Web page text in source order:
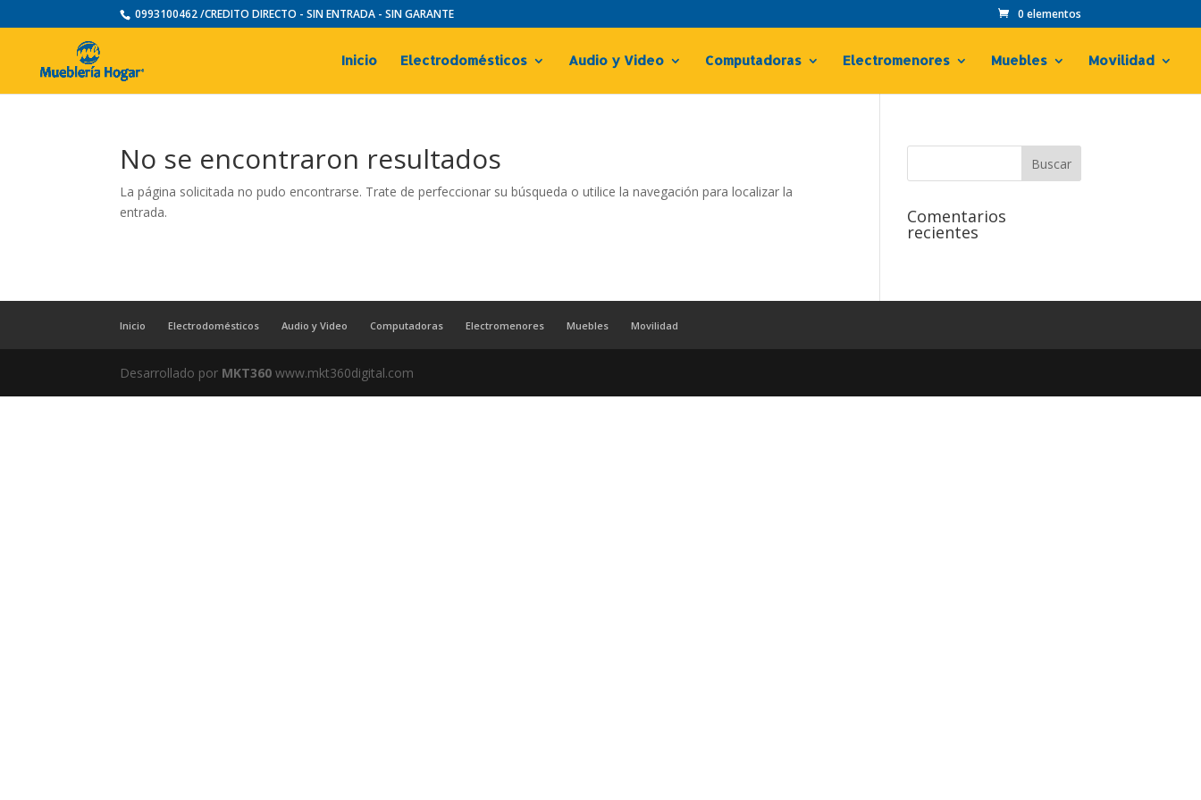
0993100462 /CREDITO DIRECTO - SIN ENTRADA - SIN GARANTE 0 elementos
Inicio Electrodomésticos Audio y Video Computadoras Electromenores Muebles Movilidad
No se encontraron resultados
La página solicitada no pudo encontrarse. Trate de perfeccionar su búsqueda o utilice la navegación para localizar la
entrada.
Comentarios
recientes
Inicio Electrodomésticos Audio y Video Computadoras Electromenores Muebles Movilidad
Desarrollado por MKT360 www.mkt360digital.com